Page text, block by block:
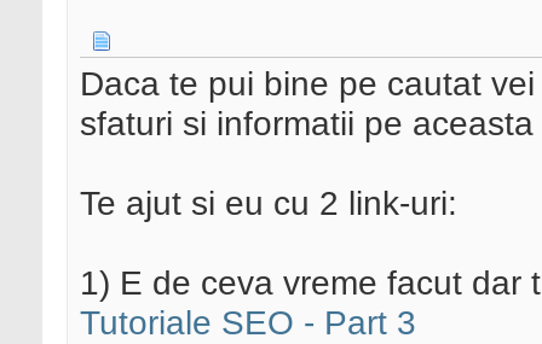
Daca te pui bine pe cautat
sfaturi si informatii pe
Te ajut si eu cu 2 link-uri:
1) E de ceva vreme facut dar
Tutoriale SEO - Part 3